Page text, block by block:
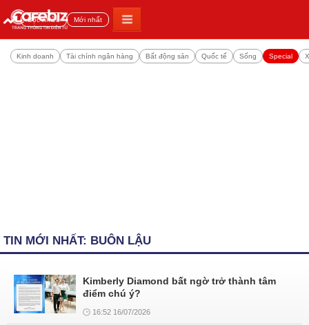
Đọc nhiều Mới nhất
Kinh doanh Tài chính ngân hàng Bất động sản Quốc tế Sống Special
TIN MỚI NHẤT: BUÔN LẬU
Kimberly Diamond bất ngờ trở thành tâm
điểm chú ý?
16:52 16/07/2026